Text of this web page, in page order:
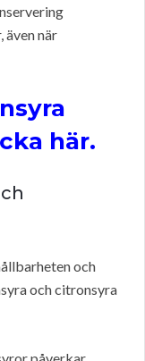
när
här.
och
och citronsyra